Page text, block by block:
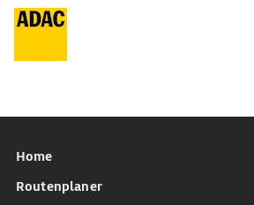
Home
Routenplaner